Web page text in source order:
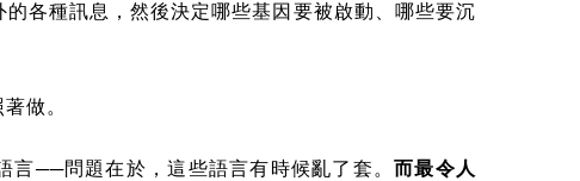
各種訊息，然後決定哪些基因要被啟動、哪些要沉
做。
言──問題在於，這些語言有時候亂了套。而最令人